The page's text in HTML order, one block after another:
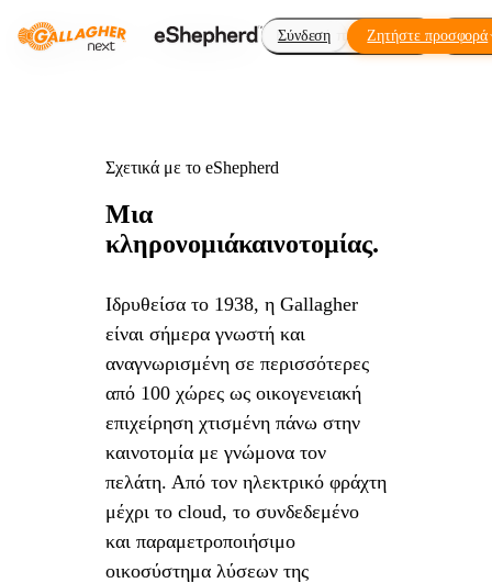
Εικονική περίφραξη
Σύνδεση Ζητήστε προσφορά
Σχετικά με το eShepherd
Μια
κληρονομιάκαινοτομίας.
Ιδρυθείσα το 1938, η Gallagher
είναι σήμερα γνωστή και
αναγνωρισμένη σε περισσότερες
από 100 χώρες ως οικογενειακή
επιχείρηση χτισμένη πάνω στην
καινοτομία με γνώμονα τον
πελάτη. Από τον ηλεκτρικό φράχτη
μέχρι το cloud, το συνδεδεμένο
και παραμετροποιήσιμο
οικοσύστημα λύσεων της